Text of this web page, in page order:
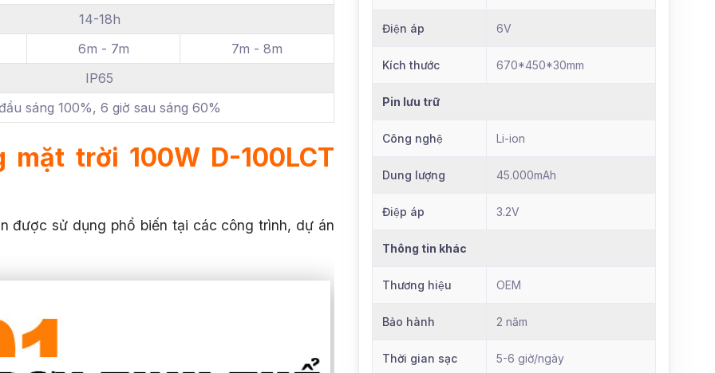
14-18h
6m - 7m
7m - 8m
IP65
sáng 100%, 6 giờ sau sáng 60%
trời 100W D-100LCT
được sử dụng phổ biến tại các công trình, dự án
Điện áp 6V
Kích thước 670*450*30mm
Pin lưu trữ
Công nghệ Li-ion
Dung lượng 45.000mAh
Điệp áp 3.2V
Thông tin khác
Thương hiệu OEM
Bảo hành 2 năm
Thời gian sạc 5-6 giờ/ngày